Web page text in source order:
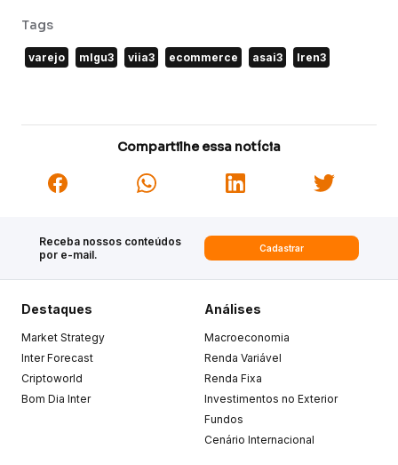
Tags
varejo mlgu3 viia3 ecommerce asai3 lren3
Compartilhe essa notícia
Receba nossos conteúdos
por e-mail.
Cadastrar
Destaques
Market Strategy
Inter Forecast
Criptoworld
Bom Dia Inter
Análises
Macroeconomia
Renda Variável
Renda Fixa
Investimentos no Exterior
Fundos
Cenário Internacional